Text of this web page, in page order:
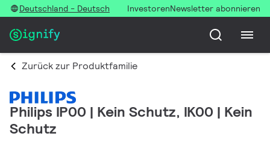
Deutschland - Deutsch InvestorenNewsletter abonnieren
Zurück zur Produktfamilie
Philips IP00 | Kein Schutz, IK00 | Kein
Schutz